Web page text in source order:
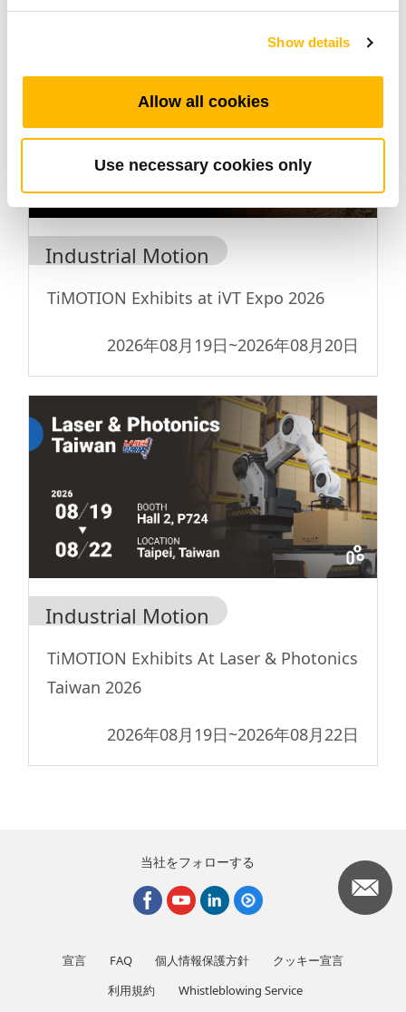
Show details
Allow all cookies
Use necessary cookies only
Industrial Motion
TiMOTION Exhibits at iVT Expo 2026
2026年08月19日~2026年08月20日
Industrial Motion
TiMOTION Exhibits At Laser & Photonics
Taiwan 2026
2026年08月19日~2026年08月22日
当社をフォローする
宣言 FAQ 個人情報保護方針
クッキー宣言
利用規約
Whistleblowing Service